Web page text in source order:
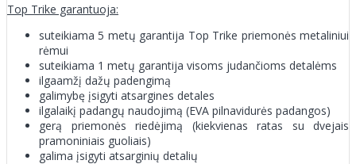
Top Trike garantuoja:
suteikiama 5 metų garantija Top Trike priemonės metaliniui
rėmui
suteikiama 1 metų garantija visoms judančioms detalėms
ilgaamžį dažų padengimą
galimybę įsigyti atsargines detales
ilgalaikį padangų naudojimą (EVA pilnavidurės padangos)
gerą priemonės riedėjimą (kiekvienas ratas su dvejais
pramoniniais guoliais)
galima įsigyti atsarginių detalių